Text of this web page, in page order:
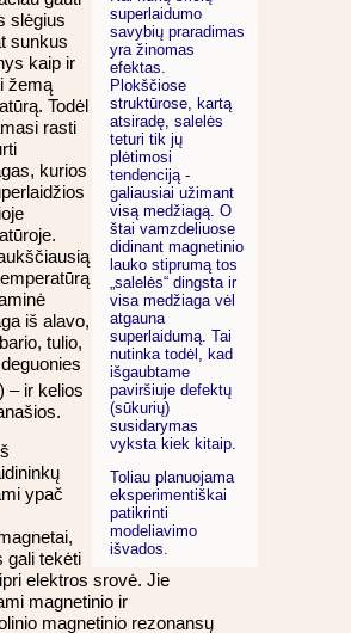
superlaidumo
savybių praradimas
yra žinomas
efektas.
Plokščiose
struktūrose, kartą
atsiradę, salelės
teturi tik jų
plėtimosi
tendenciją -
galiausiai užimant
visą medžiagą. O
štai vamzdeliuose
didinant magnetinio
lauko stiprumą tos
„salelės“ dingsta ir
visa medžiaga vėl
atgauna
superlaidumą. Tai
nutinka todėl, kad
išgaubtame
paviršiuje defektų
(sūkurių)
susidarymas
vyksta kiek kitaip.
Toliau planuojama
eksperimentiškai
patikrinti
modeliavimo
išvados.
slėgius
sunkus
kaip ir
žemą
Todėl
rasti
kurios
iš alavo,
tulio,
– ir kelios
ypač
gali tekėti
elektros srovė. Jie
magnetinio ir
magnetinio rezonansų